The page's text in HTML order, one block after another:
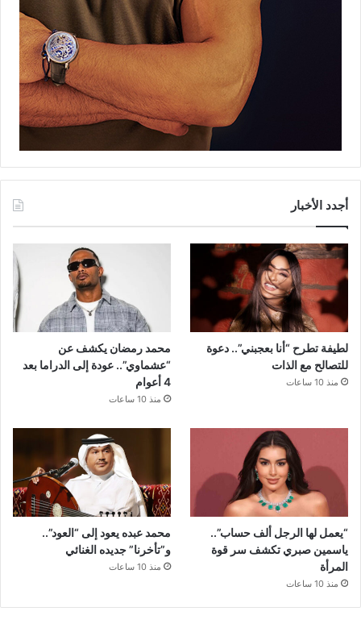
أجدد الأخبار
لطيفة تطرح “أنا بعجبني”.. دعوة
للتصالح مع الذات
منذ 10 ساعات
محمد رمضان يكشف عن
“عشماوي”.. عودة إلى الدراما بعد
4 أعوام
منذ 10 ساعات
“يعمل لها الرجل ألف حساب”..
ياسمين صبري تكشف سر قوة
المرأة
منذ 10 ساعات
محمد عبده يعود إلى “العود”..
و”تأخرنا” جديده الغنائي
منذ 10 ساعات